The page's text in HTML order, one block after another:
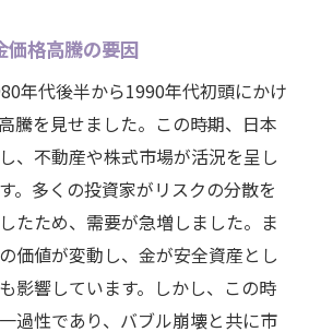
市場で注目すべき新たなトレ
手法とその効果
るテクノロジーの役割
動向と金投資の未来
金市場の進化
ンドと地元市場の接点
えた投資判断のポイント
価格高騰の要因
年代後半から1990年代初頭にかけ
騰を見せました。この時期、日本
、不動産や株式市場が活況を呈し
。多くの投資家がリスクの分散を
たため、需要が急増しました。ま
価値が変動し、金が安全資産とし
影響しています。しかし、この時
過性であり、バブル崩壊と共に市